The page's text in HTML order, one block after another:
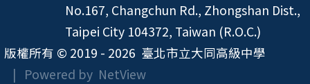
No.167, Changchun Rd., Zhongshan Dist.,
Taipei City 104372, Taiwan (R.O.C.)
版權所有 © 2019 - 2026 臺北市立大同高級中學
| Powered by NetView